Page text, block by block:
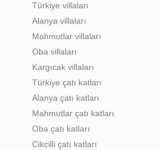
Türkiye villaları
Alanya villaları
Mahmutlar villaları
Oba villaları
Kargıcak villaları
Türkiye çatı katları
Alanya çatı katları
Mahmutlar çatı katları
Oba çatı katları
Cikcilli çatı katları